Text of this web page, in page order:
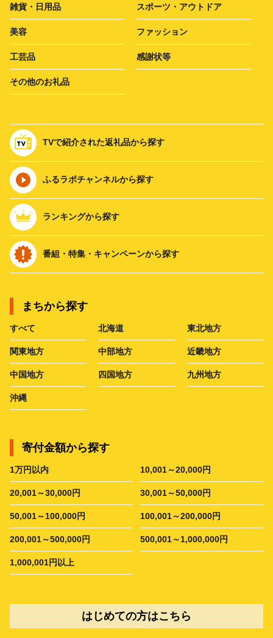
雑貨・日用品 スポーツ・アウトドア
美容 ファッション
工芸品 感謝状等
その他のお礼品
TVで紹介された返礼品から探す
ふるラボチャンネルから探す
ランキングから探す
番組・特集・キャンペーンから探す
まちから探す
すべて 北海道 東北地方
関東地方 中部地方 近畿地方
中国地方 四国地方 九州地方
沖縄
寄付金額から探す
1万円以内 10,001～20,000円
20,001～30,000円 30,001～50,000円
50,001～100,000円 100,001～200,000円
200,001～500,000円 500,001～1,000,000円
1,000,001円以上
はじめての方はこちら